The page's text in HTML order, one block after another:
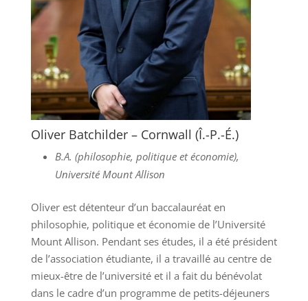
Oliver Batchilder – Cornwall (Î.-P.-É.)
B.A. (philosophie, politique et économie),
Université Mount Allison
Oliver est détenteur d’un baccalauréat en
philosophie, politique et économie de l’Université
Mount Allison. Pendant ses études, il a été président
de l’association étudiante, il a travaillé au centre de
mieux-être de l’université et il a fait du bénévolat
dans le cadre d’un programme de petits-déjeuners